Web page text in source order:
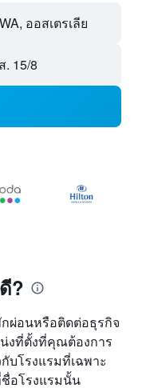
ออสเตรเลีย
ส. 15/8
?
ผ่อนหรือติดต่อธุรกิจ
งที่ตั้งที่คุณต้องการ
บโรงแรมที่เฉพาะ
อโรงแรมนั้น